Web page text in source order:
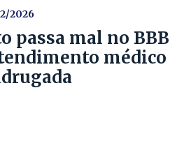
2026
passa mal no BBB
médico